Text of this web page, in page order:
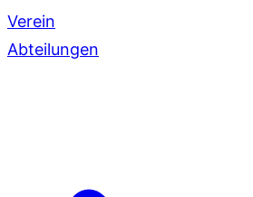
Verein
Abteilungen